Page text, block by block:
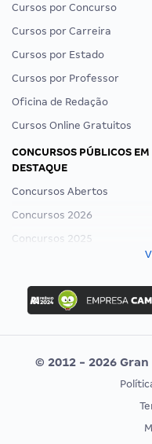
Cursos por Concurso
Cursos por Carreira
Cursos por Estado
Cursos por Professor
Oficina de Redação
Cursos Online Gratuitos
CONCURSOS PÚBLICOS EM
DESTAQUE
Concursos Abertos
Concursos 2026
Concursos 2025
Concurso Ibama
Concurso MPU
Editais publicados
CONCURSOS POR
© 2012 - 2026